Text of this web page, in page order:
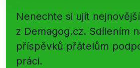
Nenechte si ujít
z Demagog.cz. Sdílením
příspěvků přátelům
práci.